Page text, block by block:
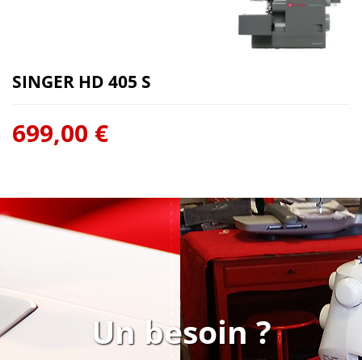
SINGER HD 405 S
699,00 €
Un besoin ?